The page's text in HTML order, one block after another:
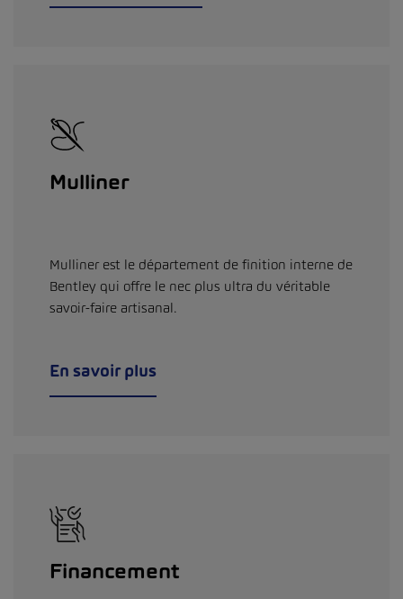
Mulliner
Mulliner est le département de finition interne de
Bentley qui offre le nec plus ultra du véritable
savoir-faire artisanal.
En savoir plus
Financement